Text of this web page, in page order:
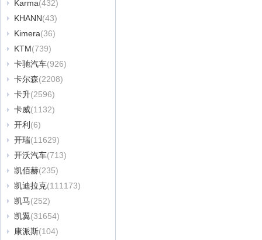
Karma(432)
KHANN(43)
Kimera(36)
KTM(739)
卡驰汽车(926)
卡尔森(2208)
卡升(2596)
卡威(1132)
开利 (6)
开瑞(11629)
开沃汽车(713)
凯佰赫(235)
凯迪拉克(111173)
凯马(252)
凯翼(31654)
康派斯(104)